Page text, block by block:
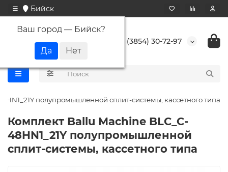
Бийск
Ваш город — Бийск?
+7 (3854) 30-72-97
полупромышленной сплит-системы, кассетного типа
Комплект Ballu Machine BLC_C-
48HN1_21Y полупромышленной
сплит-системы, кассетного типа